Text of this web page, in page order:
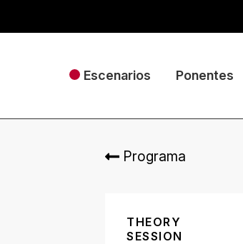
Escenarios Ponentes
Programa
THEORY
SESSION